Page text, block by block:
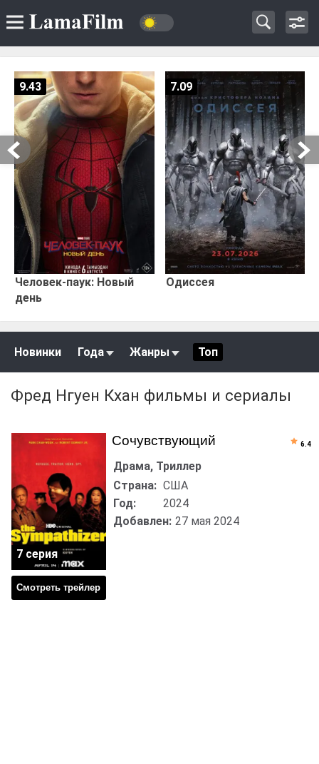
Человек-паук: Новый
день
9.43
Одиссея
7.09
Новинки Года Жанры Топ
Фред Нгуен Кхан фильмы и сериалы
Сочувствующий
Смотреть трейлер
Драма, Триллер
Страна: США
Год:
2024
Добавлен: 27 мая 2024
7 серия
6.4